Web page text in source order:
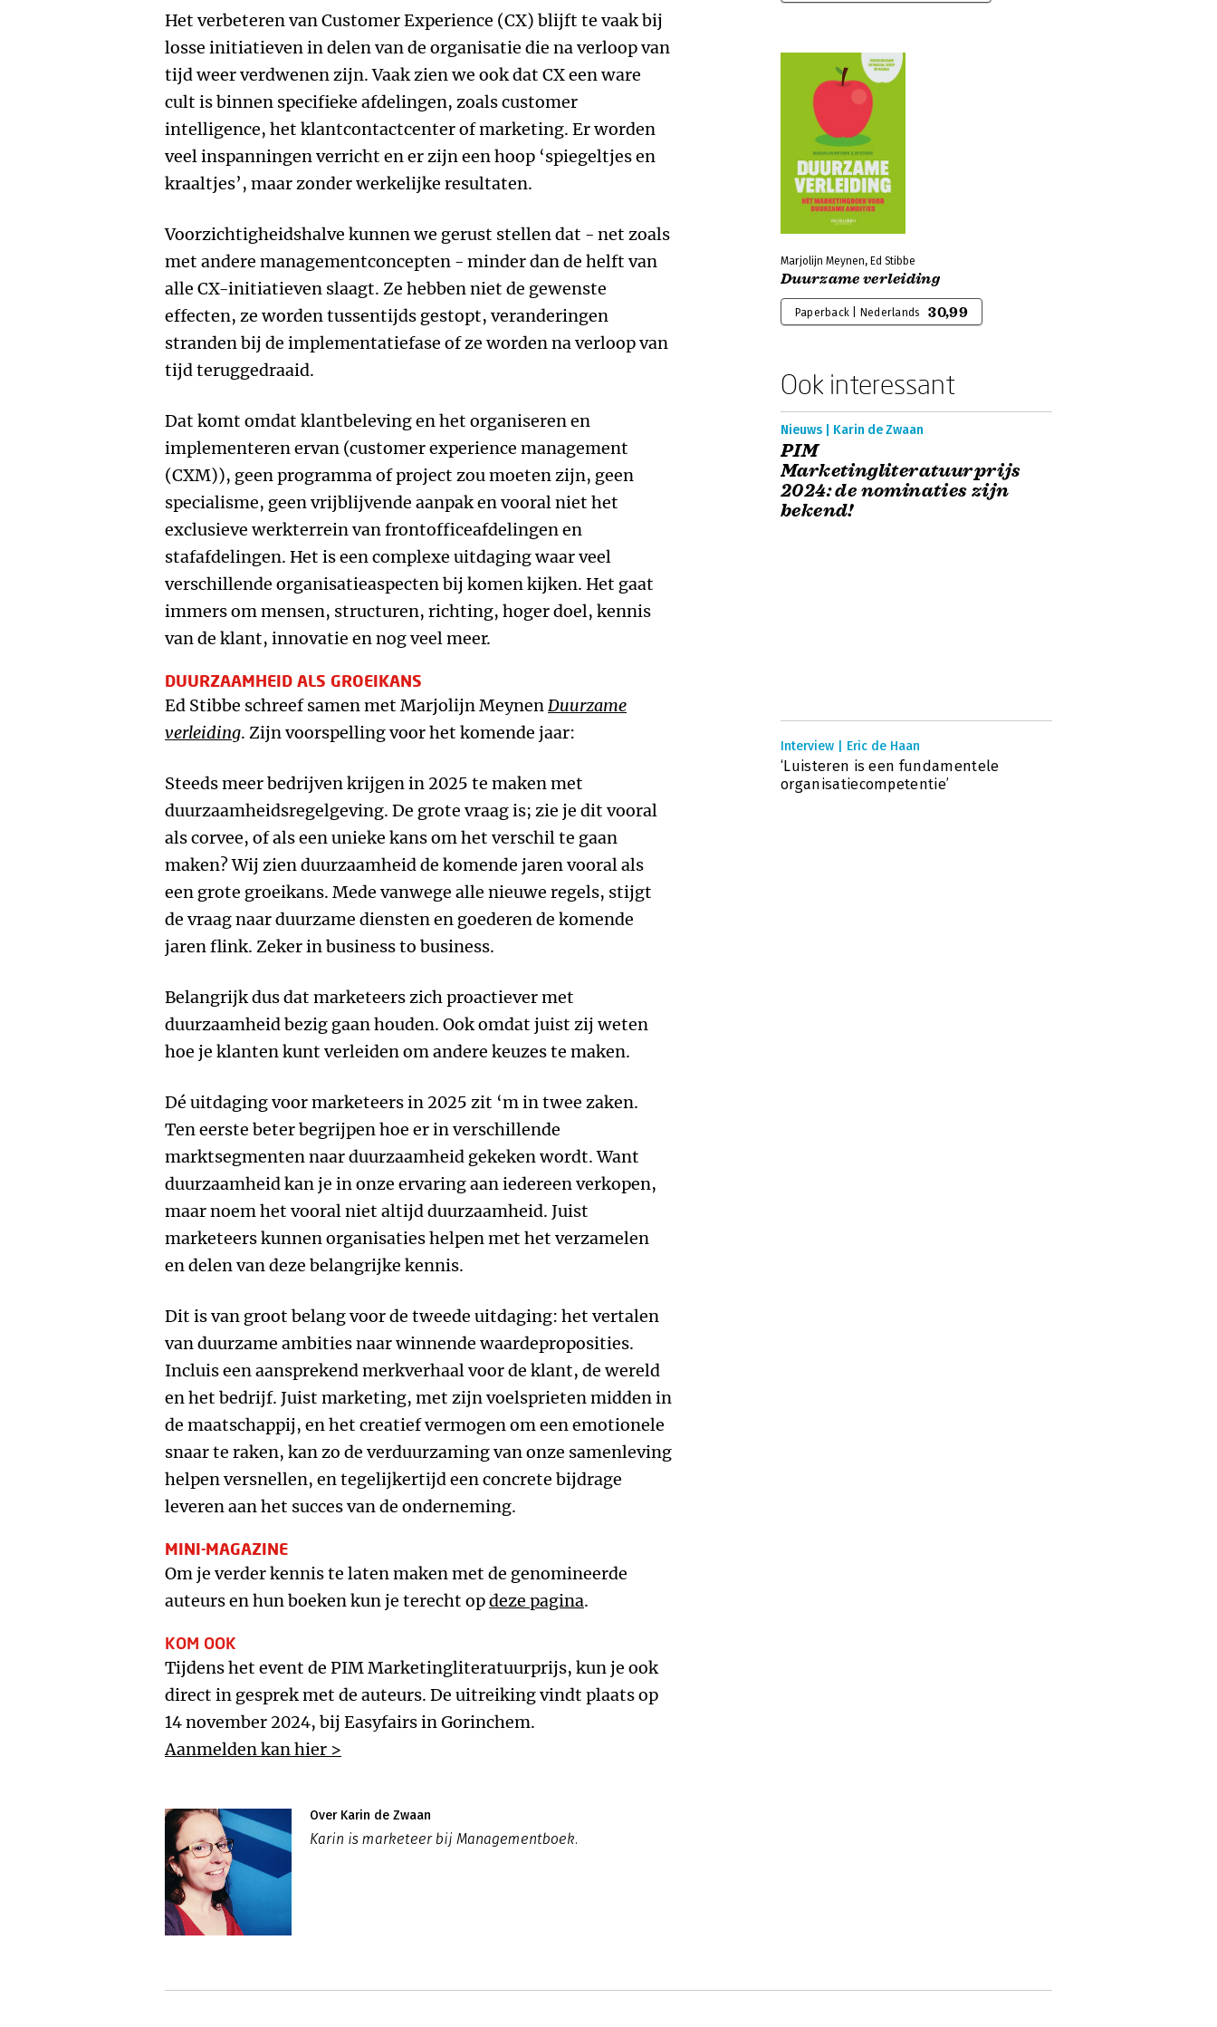
Het verbeteren van Customer Experience (CX) blijft te vaak bij
losse initiatieven in delen van de organisatie die na verloop van
tijd weer verdwenen zijn. Vaak zien we ook dat CX een ware
cult is binnen specifieke afdelingen, zoals customer
intelligence, het klantcontactcenter of marketing. Er worden
veel inspanningen verricht en er zijn een hoop ‘spiegeltjes en
kraaltjes’, maar zonder werkelijke resultaten.
Voorzichtigheidshalve kunnen we gerust stellen dat - net zoals
met andere managementconcepten - minder dan de helft van
alle CX-initiatieven slaagt. Ze hebben niet de gewenste
effecten, ze worden tussentijds gestopt, veranderingen
stranden bij de implementatiefase of ze worden na verloop van
tijd teruggedraaid.
Dat komt omdat klantbeleving en het organiseren en
implementeren ervan (customer experience management
(CXM)), geen programma of project zou moeten zijn, geen
specialisme, geen vrijblijvende aanpak en vooral niet het
exclusieve werkterrein van frontofficeafdelingen en
stafafdelingen. Het is een complexe uitdaging waar veel
verschillende organisatieaspecten bij komen kijken. Het gaat
immers om mensen, structuren, richting, hoger doel, kennis
van de klant, innovatie en nog veel meer.
DUURZAAMHEID ALS GROEIKANS
Ed Stibbe schreef samen met Marjolijn MeynenDuurzame
verleiding. Zijn voorspelling voor het komende jaar:
Steeds meer bedrijven krijgen in 2025 te maken met
duurzaamheidsregelgeving. De grote vraag is; zie je dit vooral
als corvee, of als een unieke kans om het verschil te gaan
maken? Wij zien duurzaamheid de komende jaren vooral als
een grote groeikans. Mede vanwege alle nieuwe regels, stijgt
de vraag naar duurzame diensten en goederen de komende
jaren flink. Zeker in business to business.
Belangrijk dus dat marketeers zich proactiever met
duurzaamheid bezig gaan houden. Ook omdat juist zij weten
hoe je klanten kunt verleiden om andere keuzes te maken.
Dé uitdaging voor marketeers in 2025 zit ‘m in twee zaken.
Ten eerste beter begrijpen hoe er in verschillende
marktsegmenten naar duurzaamheid gekeken wordt. Want
duurzaamheid kan je in onze ervaring aan iedereen verkopen,
maar noem het vooral niet altijd duurzaamheid. Juist
marketeers kunnen organisaties helpen met het verzamelen
en delen van deze belangrijke kennis.
Dit is van groot belang voor de tweede uitdaging: het vertalen
van duurzame ambities naar winnende waardeproposities.
Incluis een aansprekend merkverhaal voor de klant, de wereld
en het bedrijf. Juist marketing, met zijn voelsprieten midden in
de maatschappij, en het creatief vermogen om een emotionele
snaar te raken, kan zo de verduurzaming van onze samenleving
helpen versnellen, en tegelijkertijd een concrete bijdrage
leveren aan het succes van de onderneming.
MINI-MAGAZINE
Om je verder kennis te laten maken met de genomineerde
auteurs en hun boeken kun je terecht opdeze pagina.
KOM OOK
Tijdens het event de PIM Marketingliteratuurprijs, kun je ook
direct in gesprek met de auteurs. De uitreiking vindt plaats op
14 november 2024, bij Easyfairs in Gorinchem.
Aanmelden kan hier >
Over Karin de Zwaan
Karin is marketeer bij Managementboek.
Marjolijn Meynen, Ed Stibbe
Duurzame verleiding
Paperback | Nederlands 30,99
Ook interessant
Nieuws | Karin de Zwaan
PIM
Marketingliteratuurprijs
2024: de nominaties zijn
bekend!
Interview | Eric de Haan
‘Luisteren is een fundamentele
organisatiecompetentie’